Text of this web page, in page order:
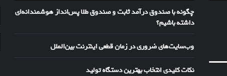
چگونه با صندوق درآمد ثابت و صندوق طلا پس‌انداز هوشمندانه‌ای
داشته باشیم؟
وب‌سایت‌های ضروری در زمان قطعی اینترنت بین‌الملل
نکات کلیدی انتخاب بهترین دستگاه تولید